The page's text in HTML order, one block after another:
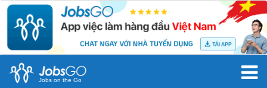
Jobs on the Go